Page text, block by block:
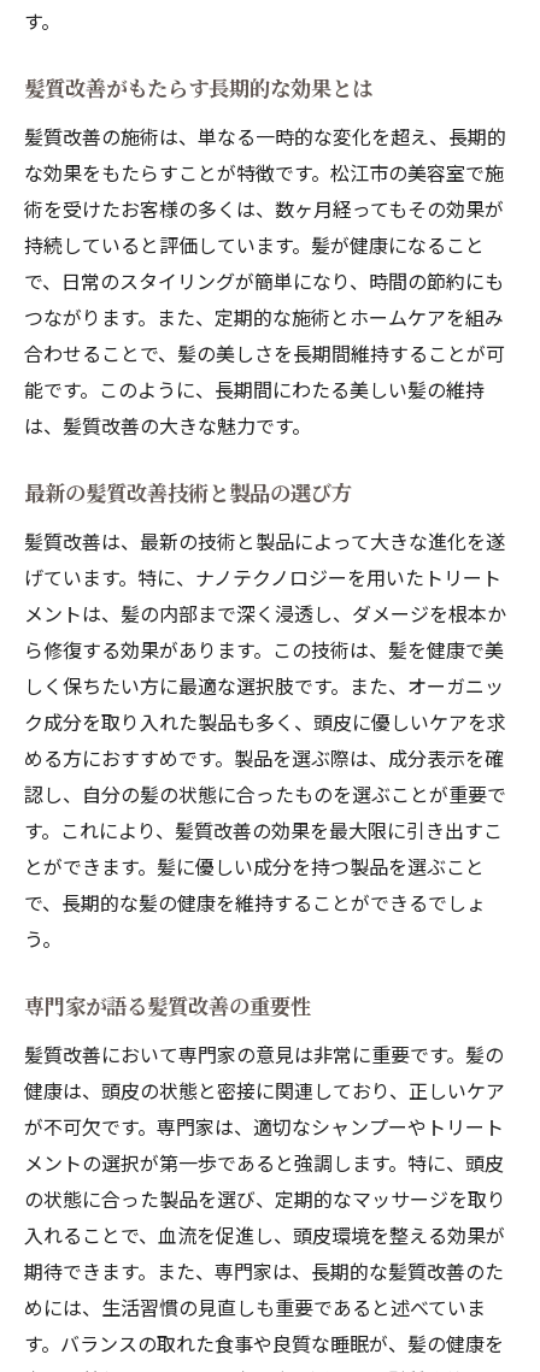
松江市での髪質改善革命とは？
髪質改善がもたらす新しいヘアケアの可能
性
髪質改善を成功させるための重要な要素
施術を支える最新の髪質改善技術
髪質改善による劇的なビフォーアフター
髪質改善革命における地域の役割
髪質改善で松江市が誇る美容室の最先端技術を
体験
松江市の美容室が選ばれる理由
髪質改善技術を活かしたトレンドヘアスタ
イル
髪質改善の施術後に期待できる結果
松江市の美容室が提供する付加価値サービ
ス
髪質改善を取り入れた持続可能なヘアケア
松江市の髪質改善専門美容室が提供する至高の
トリートメント
髪質改善トリートメントの選び方ガイド
松江市の専門美容室で得られる特別な経験
髪質改善トリートメントを導入する価値
美容師が推奨する髪質改善の継続的アプロ
ーチ
す。
髪質改善がもたらす長期的な効果とは
髪質改善の施術は、単なる一時的な変化を超え、長期的
な効果をもたらすことが特徴です。松江市の美容室で施
術を受けたお客様の多くは、数ヶ月経ってもその効果が
持続していると評価しています。髪が健康になること
で、日常のスタイリングが簡単になり、時間の節約にも
つながります。また、定期的な施術とホームケアを組み
合わせることで、髪の美しさを長期間維持することが可
能です。このように、長期間にわたる美しい髪の維持
は、髪質改善の大きな魅力です。
最新の髪質改善技術と製品の選び方
髪質改善は、最新の技術と製品によって大きな進化を遂
げています。特に、ナノテクノロジーを用いたトリート
メントは、髪の内部まで深く浸透し、ダメージを根本か
ら修復する効果があります。この技術は、髪を健康で美
しく保ちたい方に最適な選択肢です。また、オーガニッ
ク成分を取り入れた製品も多く、頭皮に優しいケアを求
める方におすすめです。製品を選ぶ際は、成分表示を確
認し、自分の髪の状態に合ったものを選ぶことが重要で
す。これにより、髪質改善の効果を最大限に引き出すこ
とができます。髪に優しい成分を持つ製品を選ぶこと
で、長期的な髪の健康を維持することができるでしょ
う。
専門家が語る髪質改善の重要性
髪質改善において専門家の意見は非常に重要です。髪の
健康は、頭皮の状態と密接に関連しており、正しいケア
が不可欠です。専門家は、適切なシャンプーやトリート
メントの選択が第一歩であると強調します。特に、頭皮
の状態に合った製品を選び、定期的なマッサージを取り
入れることで、血流を促進し、頭皮環境を整える効果が
期待できます。また、専門家は、長期的な髪質改善のた
めには、生活習慣の見直しも重要であると述べていま
す。バランスの取れた食事や良質な睡眠が、髪の健康を